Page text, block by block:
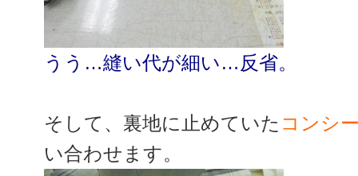
うう…縫い代が細い…反省。
そして、裏地に止めていた コンシ
い合わせます。